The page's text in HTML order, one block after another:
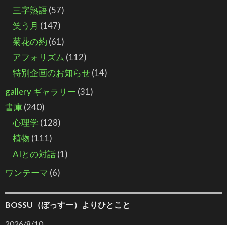
三字熟語(57)
笑う月 (147)
菊花の約 (61)
アフォリズム (112)
特別企画のお知らせ(14)
gallery ギャラリー (31)
書庫(240)
心理学 (128)
植物 (111)
AIとの対話(1)
ワンテーマ (6)
BOSSU（ぼっすー）よりひとこと